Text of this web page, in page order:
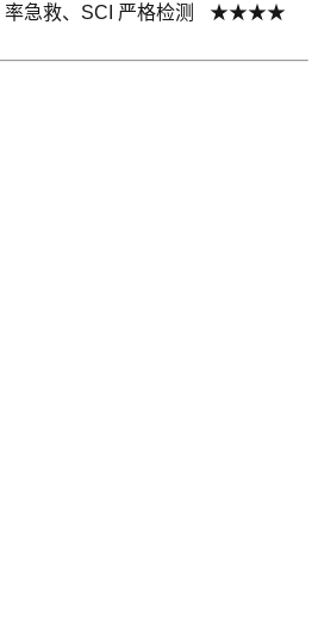
率急救、SCI 严格检测 ★★★★